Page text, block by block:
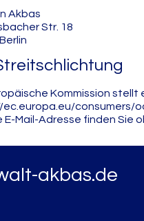
Akbas
Str. 18
Kommission
ec.europa.eu/consumers/
E-Mail-Adresse finden Sie
akbas.de